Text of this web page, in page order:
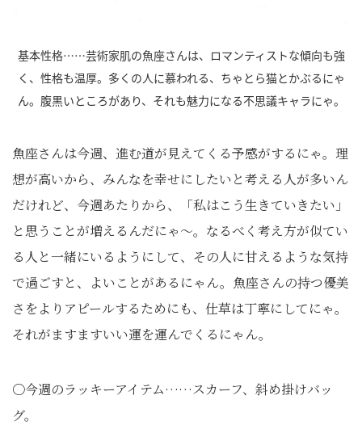
基本性格……芸術家肌の魚座さんは、ロマンティストな傾向も強
く、性格も温厚。多くの人に慕われる、ちゃとら猫とかぶるにゃ
ん。腹黒いところがあり、それも魅力になる不思議キャラにゃ。
魚座さんは今週、進む道が見えてくる予感がするにゃ。理
想が高いから、みんなを幸せにしたいと考える人が多いん
だけれど、今週あたりから、「私はこう生きていきたい」
と思うことが増えるんだにゃ～。なるべく考え方が似てい
る人と一緒にいるようにして、その人に甘えるような気持
で過ごすと、よいことがあるにゃん。魚座さんの持つ優美
さをよりアピールするためにも、仕草は丁寧にしてにゃ。
それがますますいい運を運んでくるにゃん。
〇今週のラッキーアイテム……スカーフ、斜め掛けバッ
グ。